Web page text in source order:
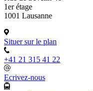
1er étage
1001 Lausanne
Situer sur le plan
+41 21 315 41 22
Ecrivez-nous